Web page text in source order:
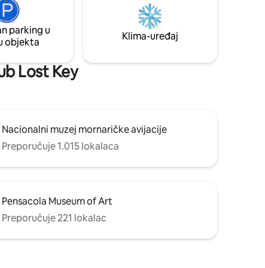
odmaralištima, spa s vrućim kupeljima,
fitness centar i klub na plaži s restoranom
i bazenom te privatnim pristupom plaži!
parking u
objekta
Klima-uređaj
Lost Key
Nacionalni muzej mornaričke avijacije
Preporučuje 1.015 lokalaca
Pensacola Museum of Art
Preporučuje 221 lokalac